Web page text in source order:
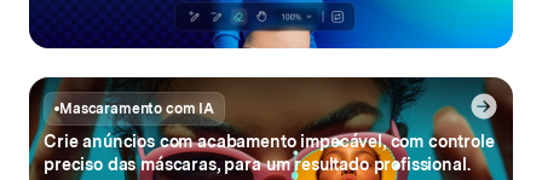
Mascaramento com IA
Crie anúncios com acabamento impecável, com controle
preciso das máscaras, para um resultado profissional.